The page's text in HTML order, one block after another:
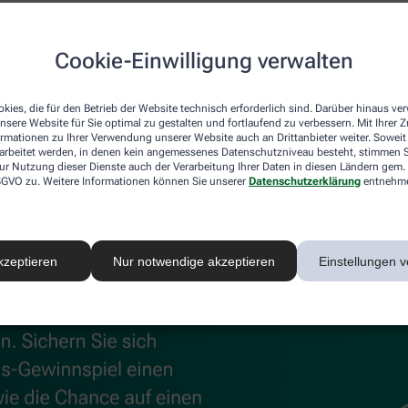
Cookie-Einwilligung verwalten
die für den Betrieb der Website technisch erforderlich sind. Darüber hinaus
Website für Sie optimal zu gestalten und fortlaufend zu verbessern. Mit Ihrer
zu Ihrer Verwendung unserer Website auch an Drittanbieter weiter. Soweit
werden, in denen kein angemessenes Datenschutzniveau besteht, stimmen
Nutzung dieser Dienste auch der Verarbeitung Ihrer Daten in diesen Ländern
zu. Weitere Informationen können Sie unserer Datenschutzerklärung
Nur notwendige akzeptieren Einstellungen
und Gelenke
unterstützen
Beschwerden effektiv lindert, sorgt die Wärmecreme für